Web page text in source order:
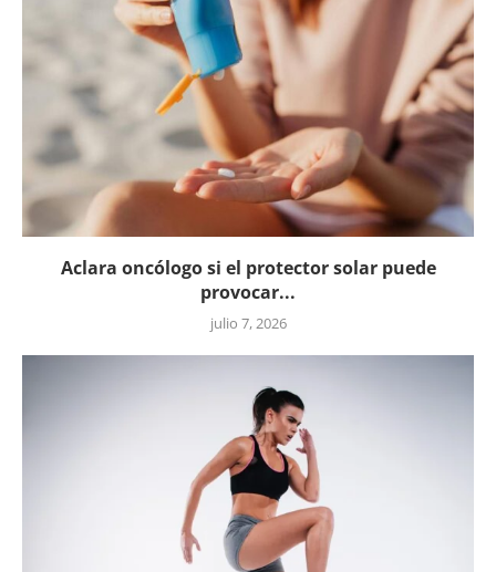
Aclara oncólogo si el protector solar puede
provocar...
julio 7, 2026